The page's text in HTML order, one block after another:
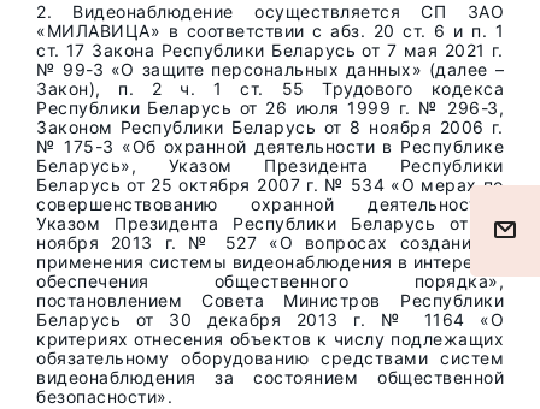
2. Видеонаблюдение осуществляется СП ЗАО
«МИЛАВИЦА» в соответствии с абз. 20 ст. 6 и п. 1
ст. 17 Закона Республики Беларусь от 7 мая 2021 г.
№ 99-З «О защите персональных данных» (далее –
Закон), п. 2 ч. 1 ст. 55 Трудового кодекса
Республики Беларусь от 26 июля 1999 г. № 296-З,
Законом Республики Беларусь от 8 ноября 2006 г.
№ 175-3 «Об охранной деятельности в Республике
Беларусь», Указом Президента Республики
Беларусь от 25 октября 2007 г. № 534 «О мерах по
совершенствованию охранной деятельности»,
Указом Президента Республики Беларусь от 28
ноября 2013 г. № 527 «О вопросах создания и
применения системы видеонаблюдения в интересах
обеспечения общественного порядка»,
постановлением Совета Министров Республики
Беларусь от 30 декабря 2013 г. № 1164 «О
критериях отнесения объектов к числу подлежащих
обязательному оборудованию средствами систем
видеонаблюдения за состоянием общественной
безопасности».